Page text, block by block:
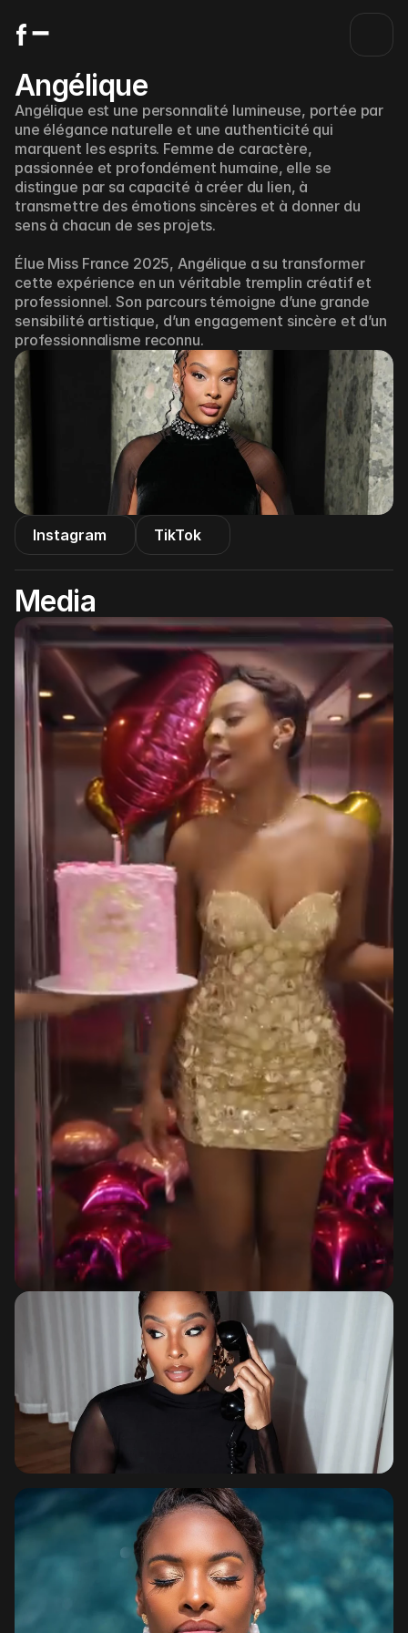
Angélique
Angélique est une personnalité lumineuse, portée par
une élégance naturelle et une authenticité qui
marquent les esprits. Femme de caractère,
passionnée et profondément humaine, elle se
distingue par sa capacité à créer du lien, à
transmettre des émotions sincères et à donner du
sens à chacun de ses projets.
Élue Miss France 2025, Angélique a su transformer
cette expérience en un véritable tremplin créatif et
professionnel. Son parcours témoigne d’une grande
sensibilité artistique, d’un engagement sincère et d’un
professionnalisme reconnu.
Instagram TikTok
Media